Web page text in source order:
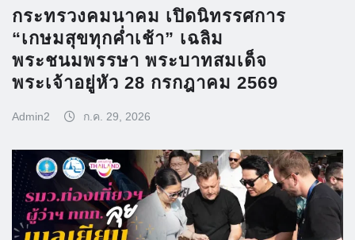
กระทรวงคมนาคม เปิดนิทรรศการ
“เกษมสุขทุกค่ำเช้า” เฉลิม
พระชนมพรรษา พระบาทสมเด็จ
พระเจ้าอยู่หัว 28 กรกฎาคม 2569
Admin2 ก.ค. 29, 2026